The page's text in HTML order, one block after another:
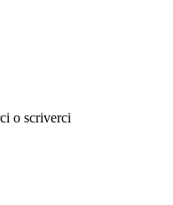
o scriverci